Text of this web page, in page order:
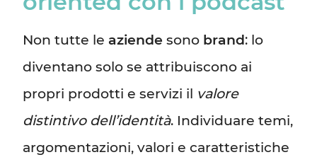
Non tutte le aziendesono brand: lo
diventano solo se attribuiscono ai
propri prodotti e servizi il valore
distintivo dell’identità. Individuare temi,
argomentazioni, valori e caratteristiche